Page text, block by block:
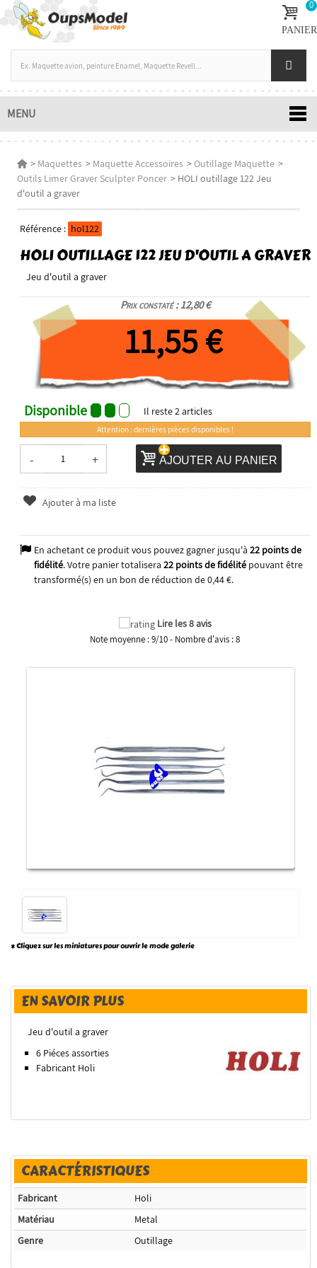
0
PANIER
MENU
> Maquettes > Maquette Accessoires >Outillage Maquette >
Outils Limer Graver Sculpter Poncer > HOLI outillage 122 Jeu
d'outil a graver
Référence : hol122
HOLI OUTILLAGE 122 JEU D'OUTIL A GRAVER
Jeu d'outil a graver
Prix constaté : 12,80 €
11,55 €
Disponible Il reste2articles
Attention : dernières pièces disponibles !
- + AJOUTER AU PANIER
Ajouter à ma liste
En achetant ce produit vous pouvez gagner jusqu'à 22points de
fidélité. Votre panier totalisera 22points de fidélitépouvant être
transformé(s) en un bon de réduction de0,44 €.
Lire les 8 avis
Note moyenne :9/10- Nombre d'avis :8
* Cliquez sur les miniatures pour ouvrir le mode galerie
EN SAVOIR PLUS
Jeu d'outil a graver
6 Piéces assorties
Fabricant Holi
CARACTÉRISTIQUES
Fabricant
Holi
Matériau
Metal
Genre
Outillage